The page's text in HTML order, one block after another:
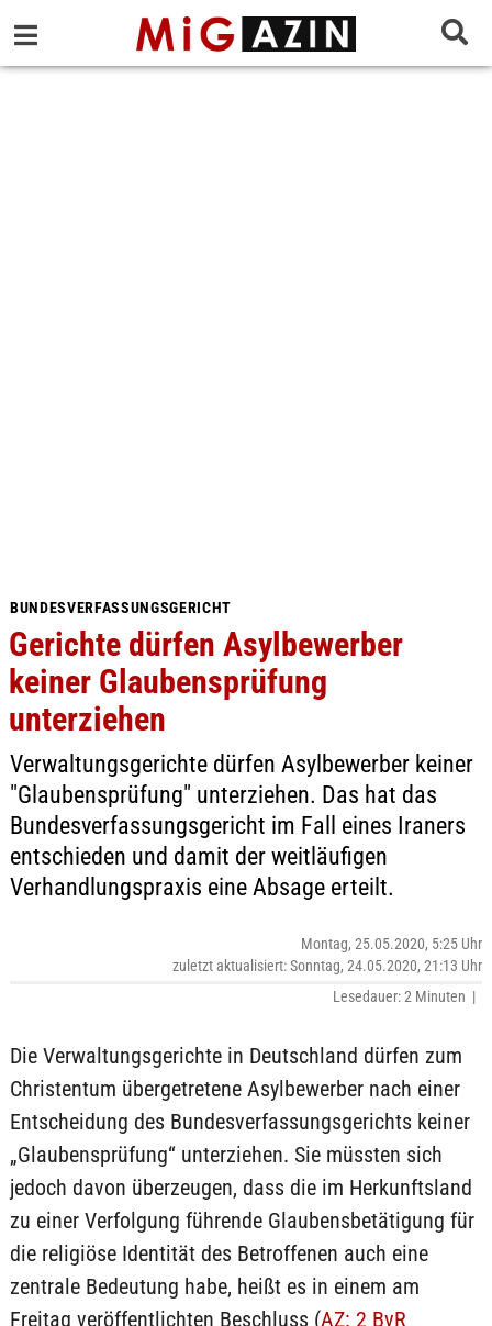
BUNDESVERFASSUNGSGERICHT
Gerichte dürfen Asylbewerber
keiner Glaubensprüfung
unterziehen
Verwaltungsgerichte dürfen Asylbewerber keiner
"Glaubensprüfung" unterziehen. Das hat das
Bundesverfassungsgericht im Fall eines Iraners
entschieden und damit der weitläufigen
Verhandlungspraxis eine Absage erteilt.
Montag, 25.05.2020, 5:25 Uhr
zuletzt aktualisiert: Sonntag, 24.05.2020, 21:13 Uhr
Lesedauer: 2 Minuten |
Die Verwaltungsgerichte in Deutschland dürfen zum
Christentum übergetretene Asylbewerber nach einer
Entscheidung des Bundesverfassungsgerichts keiner
„Glaubensprüfung“ unterziehen. Sie müssten sich
jedoch davon überzeugen, dass die im Herkunftsland
zu einer Verfolgung führende Glaubensbetätigung für
die religiöse Identität des Betroffenen auch eine
zentrale Bedeutung habe, heißt es in einem am
Freitag veröffentlichten Beschluss (AZ: 2 BvR